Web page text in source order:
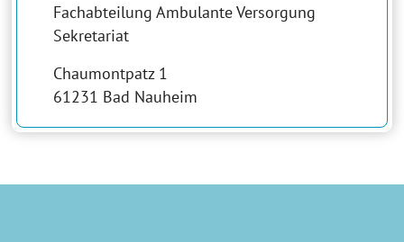
Fachabteilung Ambulante Versorgung
Sekretariat
Chaumontpatz 1
61231 Bad Nauheim